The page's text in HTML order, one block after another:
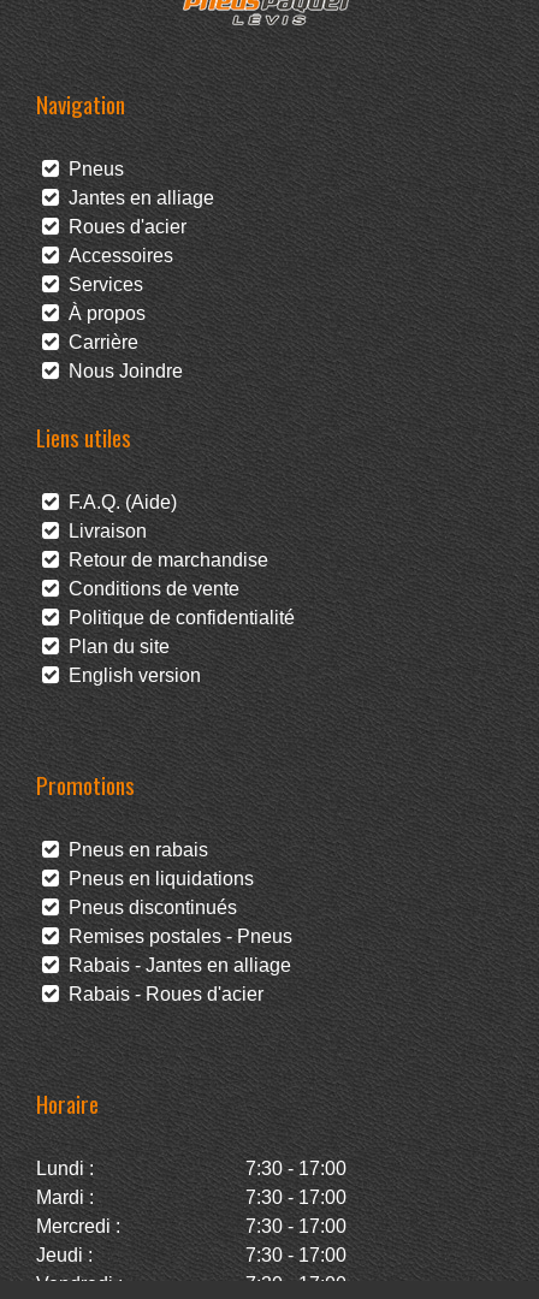
Navigation
Pneus
Jantes en alliage
Roues d'acier
Accessoires
Services
À propos
Carrière
Nous Joindre
Liens utiles
F.A.Q. (Aide)
Livraison
Retour de marchandise
Conditions de vente
Politique de confidentialité
Plan du site
English version
Promotions
Pneus en rabais
Pneus en liquidations
Pneus discontinués
Remises postales - Pneus
Rabais - Jantes en alliage
Rabais - Roues d'acier
Horaire
Lundi :
7:30 - 17:00
Mardi :
7:30 - 17:00
Mercredi :
7:30 - 17:00
Jeudi :
7:30 - 17:00
Vendredi :
7:30 - 17:00